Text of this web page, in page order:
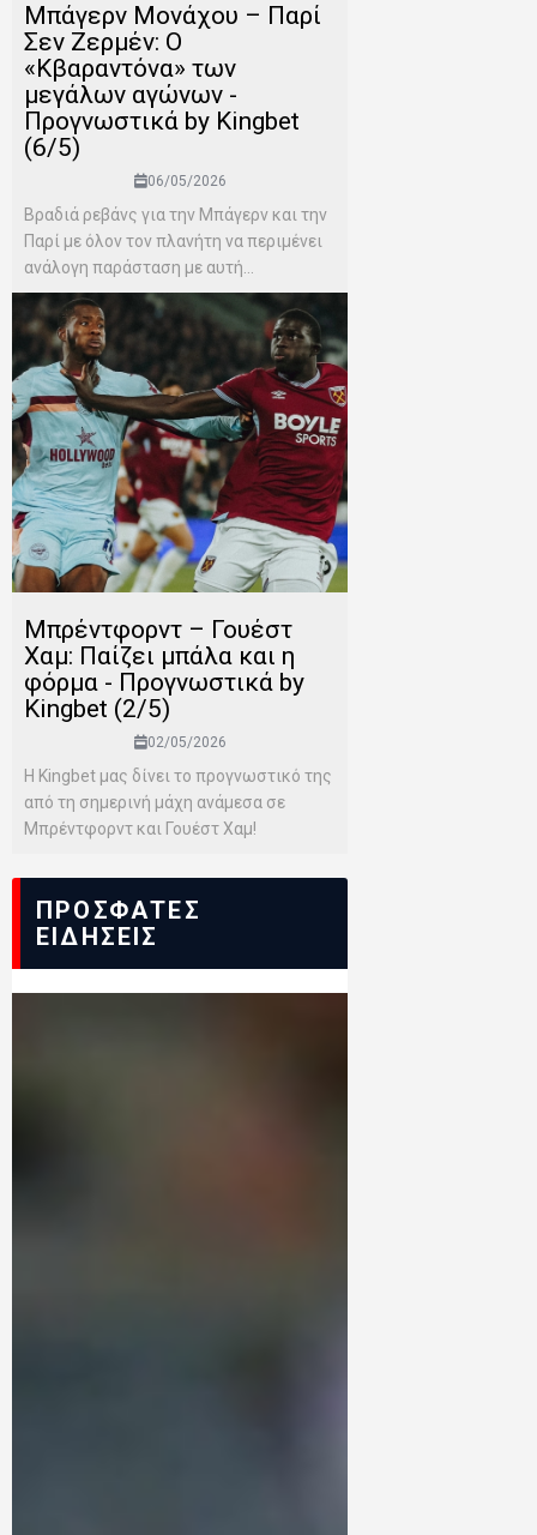
Μπάγερν Μονάχου – Παρί
Σεν Ζερμέν: Ο
«Κβαραντόνα» των
μεγάλων αγώνων -
Προγνωστικά by Kingbet
(6/5)
06/05/2026
Βραδιά ρεβάνς για την Μπάγερν και την
Παρί με όλον τον πλανήτη να περιμένει
ανάλογη παράσταση με αυτή...
Μπρέντφορντ – Γουέστ
Χαμ: Παίζει μπάλα και η
φόρμα - Προγνωστικά by
Kingbet (2/5)
02/05/2026
Η Kingbet μας δίνει το προγνωστικό της
από τη σημερινή μάχη ανάμεσα σε
Μπρέντφορντ και Γουέστ Χαμ!
ΠΡΟΣΦΑΤΕΣ
ΕΙΔΗΣΕΙΣ